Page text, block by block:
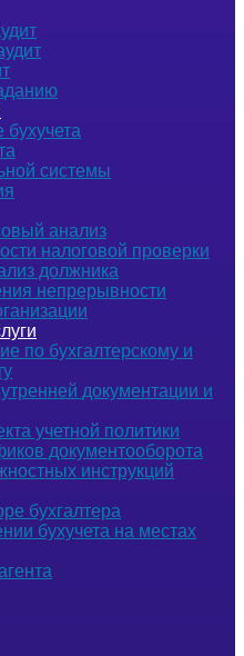
бухучета
системы
анализ
налоговой проверки
должника
непрерывности
по бухгалтерскому и
документации и
учетной политики
документооборота
инструкций
бухгалтера
бухучета на местах